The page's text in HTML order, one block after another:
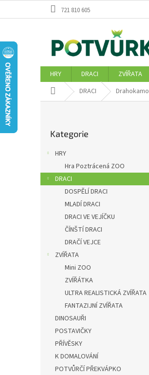
721 810 605
HRY DRACI ZVÍŘATA
Domů DRACI
n
kategorie
Kategorie
HRY
Hra Poztrácená ZOO
DRACI
DOSPĚLÍ DRACI
MLADÍ DRACI
DRACI VE VEJÍČKU
ČÍNŠTÍ DRACI
DRAČÍ VEJCE
ZVÍŘATA
Mini ZOO
ZVÍŘÁTKA
ULTRA REALISTICKÁ ZVÍŘATA
FANTAZIJNÍ ZVÍŘATA
DINOSAUŘI
POSTAVIČKY
PŘÍVĚSKY
K DOMALOVÁNÍ
POTVŮRČÍ PŘEKVÁPKO